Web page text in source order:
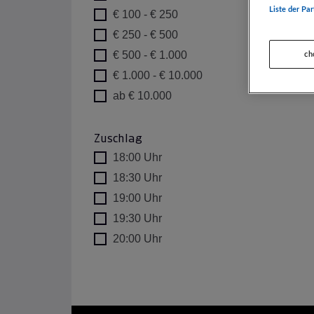
€ 100 - € 250
€ 250 - € 500
€ 500 - € 1.000
€ 1.000 - € 10.000
ab € 10.000
Zuschlag
18:00 Uhr
18:30 Uhr
19:00 Uhr
19:30 Uhr
20:00 Uhr
Liste der